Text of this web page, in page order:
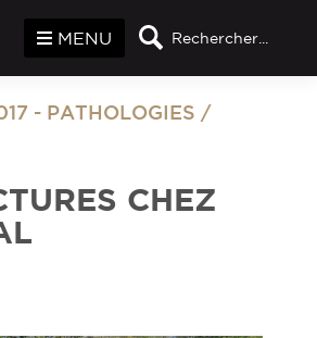
Rechercher...
MENU
- PATHOLOGIES /
CHEZ
des cookies